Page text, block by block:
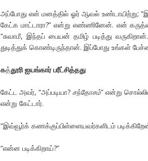
அப்போது என் மனத்தில் ஓர் ஆவல் உண்டாயிற்று;
கேட்க மாட்டாரா?” என்று எண்ணினேன். என்
“சுவாமீ, இந்தப் பையன் தமிழ் படித்து
துடித்துக் கொண்டிருந்தான். இப்போது உங்கள்
கத்தூரி ஐயங்கார் பரீட்சித்தது
கேட்ட அவர், “அப்படியா? சந்தோசம்” என்று
என்று கேட்டார்.
“இவ்வூர்க் கணக்குப்பிள்ளையவர்களிடம்
“என்ன படிக்கிறாய்?”